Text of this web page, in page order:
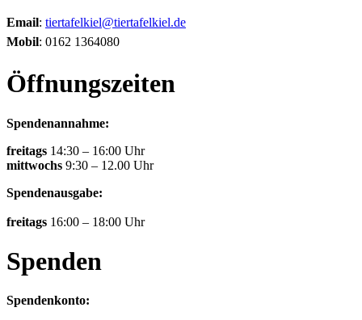
Email: tiertafelkiel@tiertafelkiel.de
Mobil: 0162 1364080
Öffnungszeiten
Spendenannahme:
freitags 14:30 – 16:00 Uhr
mittwochs 9:30 – 12.00 Uhr
Spendenausgabe:
freitags 16:00 – 18:00 Uhr
Spenden
Spendenkonto: